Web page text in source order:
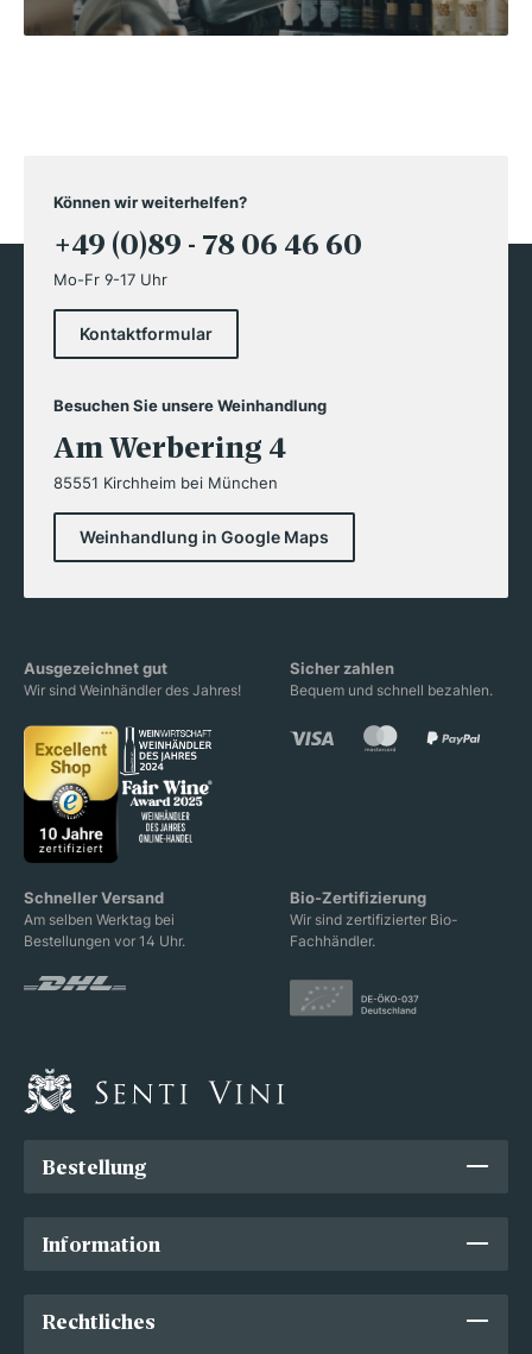
Können wir weiterhelfen?
+49 (0)89 - 78 06 46 60
Mo-Fr 9-17 Uhr
Kontaktformular
Besuchen Sie unsere Weinhandlung
Am Werbering 4
85551 Kirchheim bei München
Weinhandlung in Google Maps
Ausgezeichnet gut
Wir sind Weinhändler des Jahres!
Sicher zahlen
Bequem und schnell bezahlen.
Schneller Versand
Am selben Werktag bei
Bestellungen vor 14 Uhr.
Bio-Zertifizierung
Wir sind zertifizierter Bio-
Fachhändler.
Bestellung
Information
Rechtliches